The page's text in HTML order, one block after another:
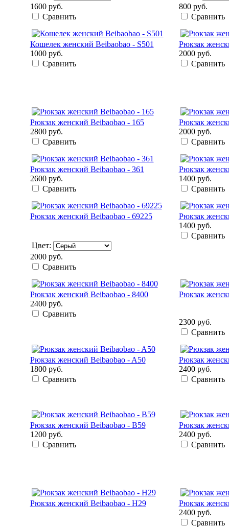
1600 руб.
Сравнить
800 руб.
Сравнить
Кошелек женский Beibaobao - S501
1000 руб.
Сравнить
Рюкзак
2000 руб.
Сравнить
Рюкзак женский Beibaobao - 165
2800 руб.
Сравнить
Рюкзак
2000 руб.
Сравнить
Рюкзак женский Beibaobao - 361
2600 руб.
Сравнить
Рюкзак
1400 руб.
Сравнить
Рюкзак женский Beibaobao - 69225
Цвет:
2000 руб.
Сравнить
Рюкзак
1400 руб.
Сравнить
Рюкзак женский Beibaobao - 8400
2400 руб.
Сравнить
Рюкзак
2300 руб.
Сравнить
Рюкзак женский Beibaobao - A50
1800 руб.
Сравнить
Рюкзак
2400 руб.
Сравнить
Рюкзак женский Beibaobao - B59
1200 руб.
Сравнить
Рюкзак
2400 руб.
Сравнить
Рюкзак женский Beibaobao - H29
Рюкзак
2400 руб.
Сравнить